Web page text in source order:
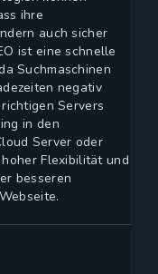
ihre
auch sicher
ist eine schnelle
Suchmaschinen
negativ
Servers
in den
Server oder
Flexibilität und
besseren